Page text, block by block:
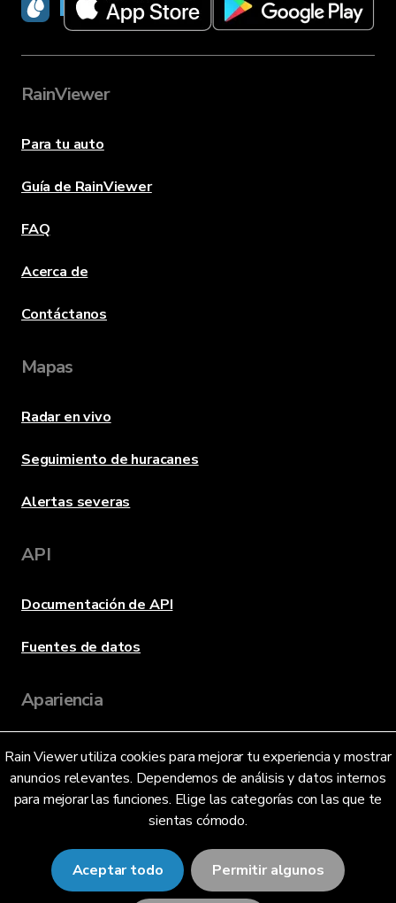
Rain Viewer utiliza cookies para mejorar tu experiencia y mostrar
anuncios relevantes. Dependemos de análisis y datos internos
para mejorar las funciones. Elige las categorías con las que te
sientas cómodo.
Aceptar todo Permitir algunos
RainViewer
RainViewer
Para tu auto
Guía de RainViewer
FAQ
Acerca de
Contáctanos
Mapas
Radar en vivo
Seguimiento de huracanes
Alertas severas
API
Documentación de API
Fuentes de datos
Apariencia
Idioma
Español (México) (MX)